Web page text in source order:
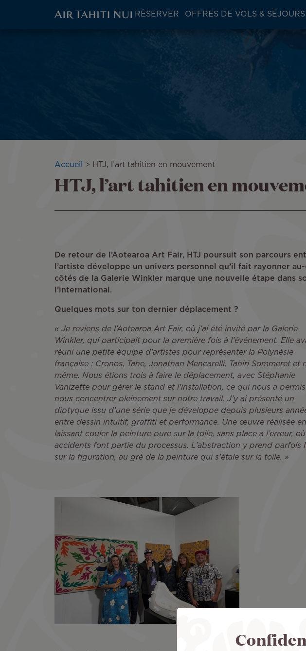
ATN:
Main
RÉSERVER OFFRES DE VOLS & SÉJOURS
Fil
Accueil HTJ, l’art tahitien en mouvement
HTJ, l’art tahitien en
De retour de l’Aotearoa Art Fair, HTJ poursuit son parcours
l’artiste développe un univers personnel qu’il fait rayonner
côtés de la Galerie Winkler marque une nouvelle étape dans
l’international.
Quelques mots sur ton dernier déplacement ?
« Je reviens de l’Aotearoa Art Fair, où j’ai été invité par la Galerie
Winkler, qui participait pour la première fois à l’événement. Elle
réuni une petite équipe d’artistes pour représenter la Polynésie
française : Cronos, Tahe, Jonathan Mencarelli, Tahiri Sommeret et
même. Nous étions trois à faire le déplacement, avec Stéphanie
Vanizette pour gérer le stand et l’installation, ce qui nous a
nous concentrer pleinement sur notre travail. J’y ai présenté un
diptyque issu d’une série que je développe depuis plusieurs
entre dessin intuitif, graffiti et performance. Une œuvre réalisée en
laissant couler la peinture pure sur la toile, sans place à l’erreur,
accidents font partie du processus. L’abstraction y prend parfois
sur la figuration, au gré de la peinture qui s’étale sur la toile. »